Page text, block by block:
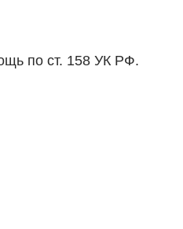
по ст. 158 УК РФ.